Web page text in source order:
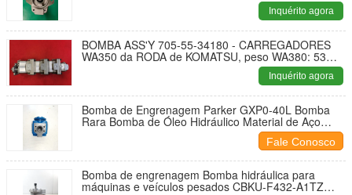
Inquérito agora
BOMBA ASS'Y 705-55-34180 - CARREGADORES
WA350 da RODA de KOMATSU, peso WA380: 53
Inquérito agora
Bomba de Engrenagem Parker GXP0-40L Bomba
Rara Bomba de Óleo Hidráulico Material de Aço
Inoxidável Fornecimento de Fábrica para Máquinas
Fale Conosco
Bomba de engrenagem Bomba hidráulica para
máquinas e veículos pesados CBKU-F432-A1TZ